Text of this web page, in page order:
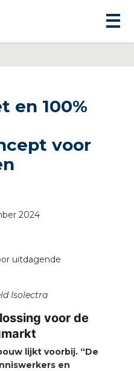
en 100%
voor
2024
Isolectra
voor de
lijkt voorbij. “De
en